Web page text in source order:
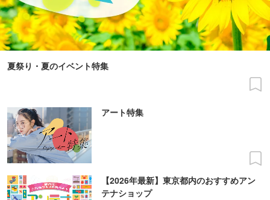
夏祭り・夏のイベント特集
アート特集
【2026年最新】東京都内のおすすめアン
テナショップ